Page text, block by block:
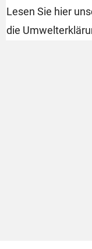
Lesen Sie hier
die